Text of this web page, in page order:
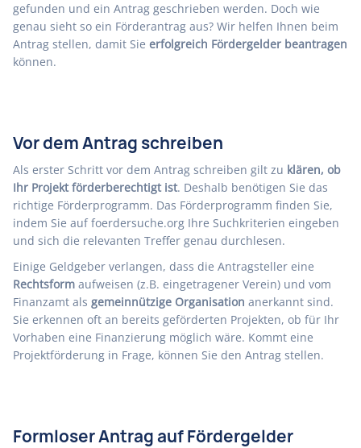
gefunden und ein Antrag geschrieben werden. Doch wie
genau sieht so ein Förderantrag aus? Wir helfen Ihnen beim
Antrag stellen, damit Sie erfolgreich Fördergelder beantragen
können.
Vor dem Antrag schreiben
Als erster Schritt vor dem Antrag schreiben gilt zu klären, ob
Ihr Projekt förderberechtigt ist. Deshalb benötigen Sie das
richtige Förderprogramm. Das Förderprogramm finden Sie,
indem Sie auffoerdersuche.org Ihre Suchkriterien eingeben
und sich die relevanten Treffer genau durchlesen.
Einige Geldgeber verlangen, dass die Antragsteller eine
Rechtsform aufweisen (z.B. eingetragener Verein) und vom
Finanzamt als gemeinnützige Organisation anerkannt sind.
Sie erkennen oft an bereits geförderten Projekten, ob für Ihr
Vorhaben eine Finanzierung möglich wäre. Kommt eine
Projektförderung in Frage, können Sie den Antrag stellen.
Formloser Antrag auf Fördergelder